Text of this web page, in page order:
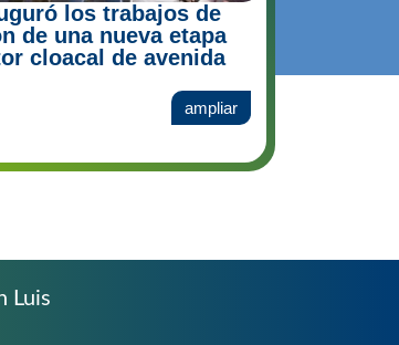
los trabajos de
de una nueva etapa
cloacal de avenida
ampliar
Luis